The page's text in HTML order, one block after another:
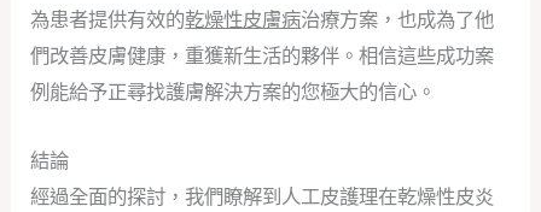
為患者提供有效的乾燥性皮膚病治療方案，也成為了他
們改善皮膚健康，重獲新生活的夥伴。相信這些成功案
例能給予正尋找護膚解決方案的您極大的信心。
結論
經過全面的探討，我們瞭解到人工皮護理在乾燥性皮炎